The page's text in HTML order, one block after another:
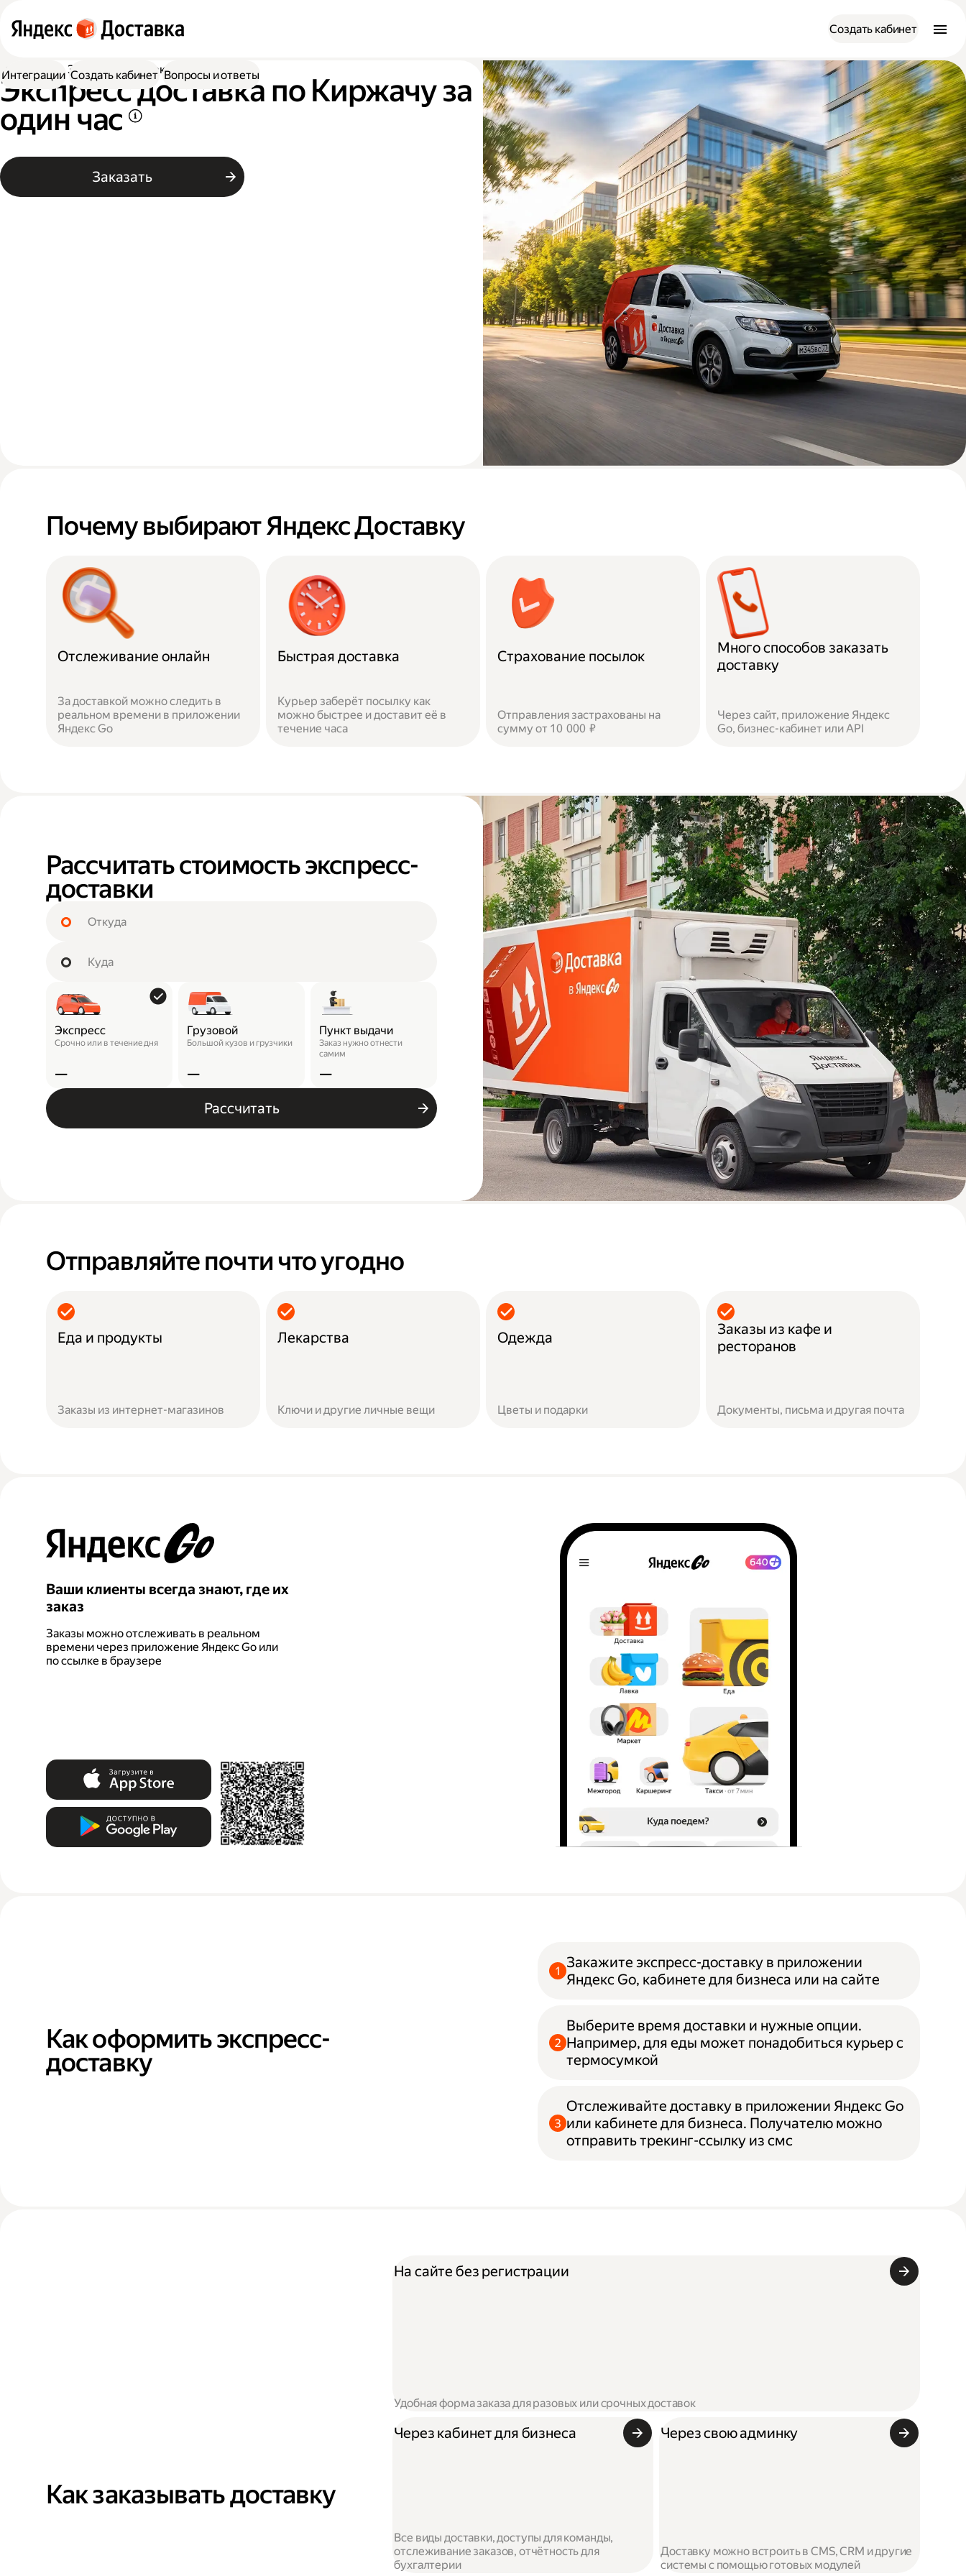
Создать кабинет
Доставка Экспресс-доставка по Киржачу
Экспресс доставка по Киржачу за
один час
Заказать
Интеграции Создать кабинет Вопросы и ответы
Почему выбирают Яндекс Доставку
Отслеживание онлайн
За доставкой можно следить в
реальном времени в приложении
Яндекс Go
Быстрая доставка
Курьер заберёт посылку как
можно быстрее и доставит её в
течение часа
Страхование посылок
Отправления застрахованы на
сумму от 10 000 ₽
Много способов заказать
доставку
Через сайт, приложение Яндекс
Go, бизнес-кабинет или API
Рассчитать стоимость экспресс-
доставки
Экспресс
Срочно или в течение дня
—
Грузовой
Большой кузов и грузчики
—
Пункт выдачи
Заказ нужно отнести
самим
—
Рассчитать
Отправляйте почти что угодно
Еда и продукты
Заказы из интернет-магазинов
Лекарства
Ключи и другие личные вещи
Одежда
Цветы и подарки
Заказы из кафе и
ресторанов
Документы, письма и другая почта
Ваши клиенты всегда знают, где их
заказ
Заказы можно отслеживать в реальном
времени через приложение Яндекс Go или
по ссылке в браузере
Как оформить экспресс-
доставку
Закажите экспресс-доставку в приложении
Яндекс Go, кабинете для бизнеса или на сайте
Выберите время доставки и нужные опции.
Например, для еды может понадобиться курьер с
термосумкой
Отслеживайте доставку в приложении Яндекс Go
или кабинете для бизнеса. Получателю можно
отправить трекинг-ссылку из смс
Как заказывать доставку
На сайте без регистрации
Удобная форма заказа для разовых или срочных доставок
Через кабинет для бизнеса
Все виды доставки, доступы для команды,
отслеживание заказов, отчётность для
бухгалтерии
Через свою админку
Доставку можно встроить в CMS, CRM и другие
системы с помощью готовых модулей